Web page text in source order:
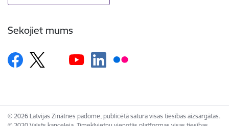
Sekojiet mums
© 2026 Latvijas Zinātnes padome, publicētā satura visas tiesības aizsargātas.